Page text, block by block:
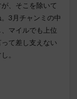
、そこを除いて
。3月チャンミの中
マイルでも上位
って差し支えない
。